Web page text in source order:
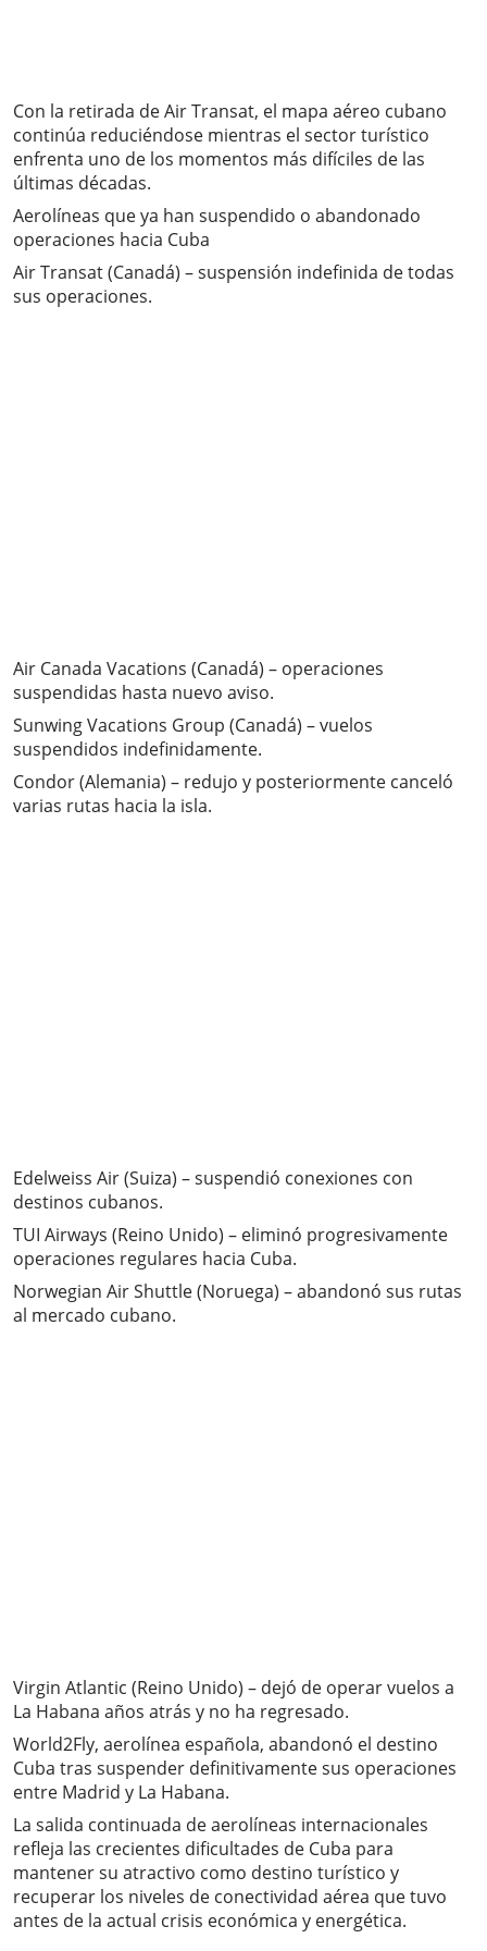
Con la retirada de Air Transat, el mapa aéreo cubano
continúa reduciéndose mientras el sector turístico
enfrenta uno de los momentos más difíciles de las
últimas décadas.
Aerolíneas que ya han suspendido o abandonado
operaciones hacia Cuba
Air Transat (Canadá) – suspensión indefinida de todas
sus operaciones.
Air Canada Vacations (Canadá) – operaciones
suspendidas hasta nuevo aviso.
Sunwing Vacations Group (Canadá) – vuelos
suspendidos indefinidamente.
Condor (Alemania) – redujo y posteriormente canceló
varias rutas hacia la isla.
Edelweiss Air (Suiza) – suspendió conexiones con
destinos cubanos.
TUI Airways (Reino Unido) – eliminó progresivamente
operaciones regulares hacia Cuba.
Norwegian Air Shuttle (Noruega) – abandonó sus rutas
al mercado cubano.
Virgin Atlantic (Reino Unido) – dejó de operar vuelos a
La Habana años atrás y no ha regresado.
World2Fly, aerolínea española, abandonó el destino
Cuba tras suspender definitivamente sus operaciones
entre Madrid y La Habana.
La salida continuada de aerolíneas internacionales
refleja las crecientes dificultades de Cuba para
mantener su atractivo como destino turístico y
recuperar los niveles de conectividad aérea que tuvo
antes de la actual crisis económica y energética.